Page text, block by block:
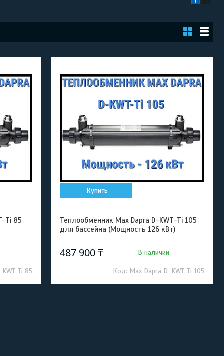
Ti 85
Ti 85
Купить
Теплообменник Max Dapra D-KWT-Ti 105
для бассейна (Мощность 126 кВт)
487 900 ₸ В наличии
Max Dapra D-KWT-Ti 105